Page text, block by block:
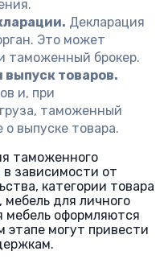
Декларация
Это может
таможенный брокер.
товаров.
и, при
таможенный
выпуске товара.
таможенного
зависимости от
категории товара
для личного
мебель оформляются
могут привести